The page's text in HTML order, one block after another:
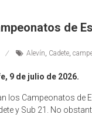
de
Alevín, Cadete,
9 de julio de 2026.
los Campeonatos de
y Sub 21. No